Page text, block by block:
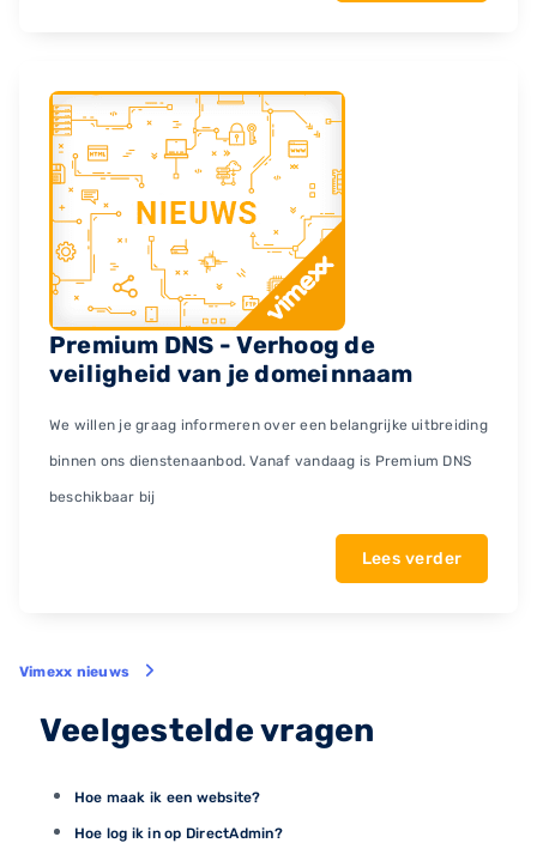
Premium DNS - Verhoog de
veiligheid van je domeinnaam
We willen je graag informeren over een belangrijke uitbreiding
binnen ons dienstenaanbod. Vanaf vandaag is Premium DNS
beschikbaar bij
Lees verder
Vimexx nieuws
Veelgestelde vragen
Hoe maak ik een website?
Hoe log ik in op DirectAdmin?